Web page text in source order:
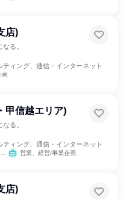
店)
る。
ィング、通信・インターネット
画
甲信越エリア)
る。
ィング、通信・インターネット
営業、経営/事業企画
店)